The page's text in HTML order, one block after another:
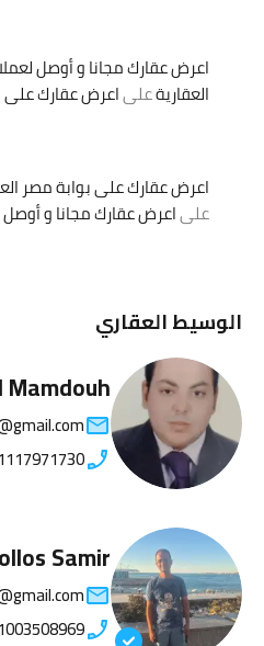
اعرض عقارك مجانا و أوصل
العقاريةعلىاعرض عقارك على
اعرض عقارك على بوابة مصر
علىاعرض عقارك مجانا و أوصل
الوسيط العقاري
Samir